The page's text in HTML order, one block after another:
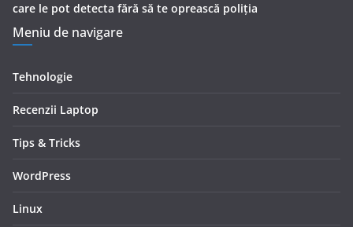
care le pot detecta fără să te oprească poliția
Meniu de navigare
Tehnologie
Recenzii Laptop
Tips & Tricks
WordPress
Linux